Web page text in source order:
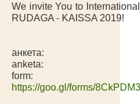
We invite You to
RUDAGA - KAISSA 2019!
анкета:
anketa:
form:
https://goo.gl/forms/